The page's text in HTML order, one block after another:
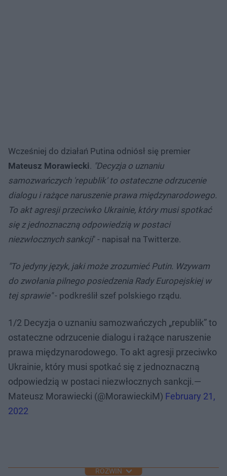
Wcześniej do działań Putina odniósł się premier
Mateusz Morawiecki. "Decyzja o uznaniu
samozwańczych 'republik' to ostateczne odrzucenie
dialogu i rażące naruszenie prawa międzynarodowego.
To akt agresji przeciwko Ukrainie, który musi spotkać
się z jednoznaczną odpowiedzią w postaci
niezwłocznych sankcji" - napisał na Twitterze.
"To jedyny język, jaki może zrozumieć Putin. Wzywam
do zwołania pilnego posiedzenia Rady Europejskiej w
tej sprawie"- podkreślił szef polskiego rządu.
1/2 Decyzja o uznaniu samozwańczych „republik” to
ostateczne odrzucenie dialogu i rażące naruszenie
prawa międzynarodowego. To akt agresji przeciwko
Ukrainie, który musi spotkać się z jednoznaczną
odpowiedzią w postaci niezwłocznych sankcji.—
Mateusz Morawiecki (@MorawieckiM) February 21,
2022
ROZWIŃ